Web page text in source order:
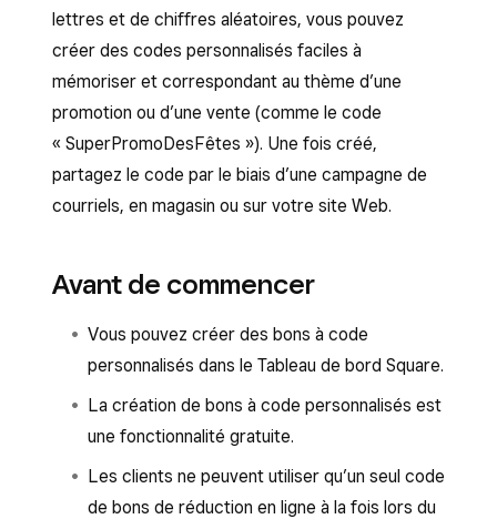
lettres et de chiffres aléatoires, vous pouvez
créer des codes personnalisés faciles à
mémoriser et correspondant au thème d’une
promotion ou d’une vente (comme le code
« SuperPromoDesFêtes »). Une fois créé,
partagez le code par le biais d’une campagne de
courriels, en magasin ou sur votre site Web.
Avant de commencer
Vous pouvez créer des bons à code
personnalisés dans le Tableau de bord Square.
La création de bons à code personnalisés est
une fonctionnalité gratuite.
Les clients ne peuvent utiliser qu’un seul code
de bons de réduction en ligne à la fois lors du